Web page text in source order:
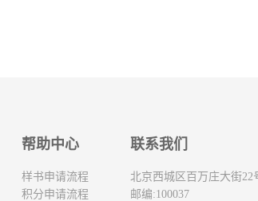
帮助中心
样书申请流程
积分申请流程
联系我们
北京西城区百万庄大街22
邮编:100037